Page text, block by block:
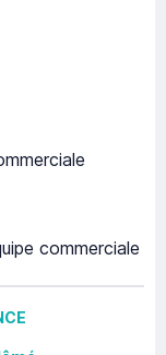
commerciale